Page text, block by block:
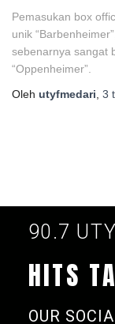
Pemasukan box
unik
sebenarnya sangat
“Oppenheimer”.
Oleh utyfmedari, 3
90.7
HITS
OUR